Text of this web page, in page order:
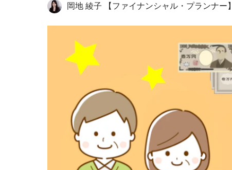
岡地 綾子 【ファイナンシャル・プランナー】